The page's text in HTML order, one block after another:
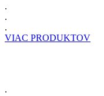
.
.
.
VIAC PRODUKTOV
.